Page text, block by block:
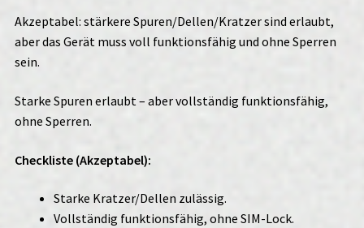
Akzeptabel: stärkere Spuren/Dellen/Kratzer sind erlaubt,
aber das Gerät muss voll funktionsfähig und ohne Sperren
sein.
Starke Spuren erlaubt – aber vollständig funktionsfähig,
ohne Sperren.
Checkliste (Akzeptabel):
Starke Kratzer/Dellen zulässig.
Vollständig funktionsfähig, ohne SIM-Lock.